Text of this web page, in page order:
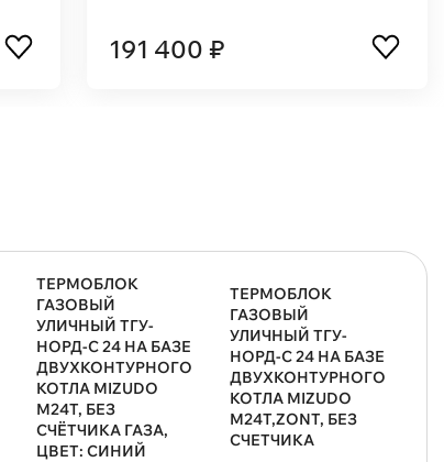
155 100 ₽
ТЕРМОБЛОК
ГАЗОВЫЙ
УЛИЧНЫЙ ТГУ-
НОРД-С 24 НА БАЗЕ
ДВУХКОНТУРНОГО
КОТЛА MIZUDO
M24T, БЕЗ
СЧЁТЧИКА ГАЗА,
ЦВЕТ: СИНИЙ
ТЕРМОБЛОК
ГАЗОВЫЙ
УЛИЧНЫЙ ТГУ-
НОРД-С 24 НА БАЗЕ
ДВУХКОНТУРНОГО
КОТЛА MIZUDO
M24T,ZONT, БЕЗ
СЧЕТЧИКА